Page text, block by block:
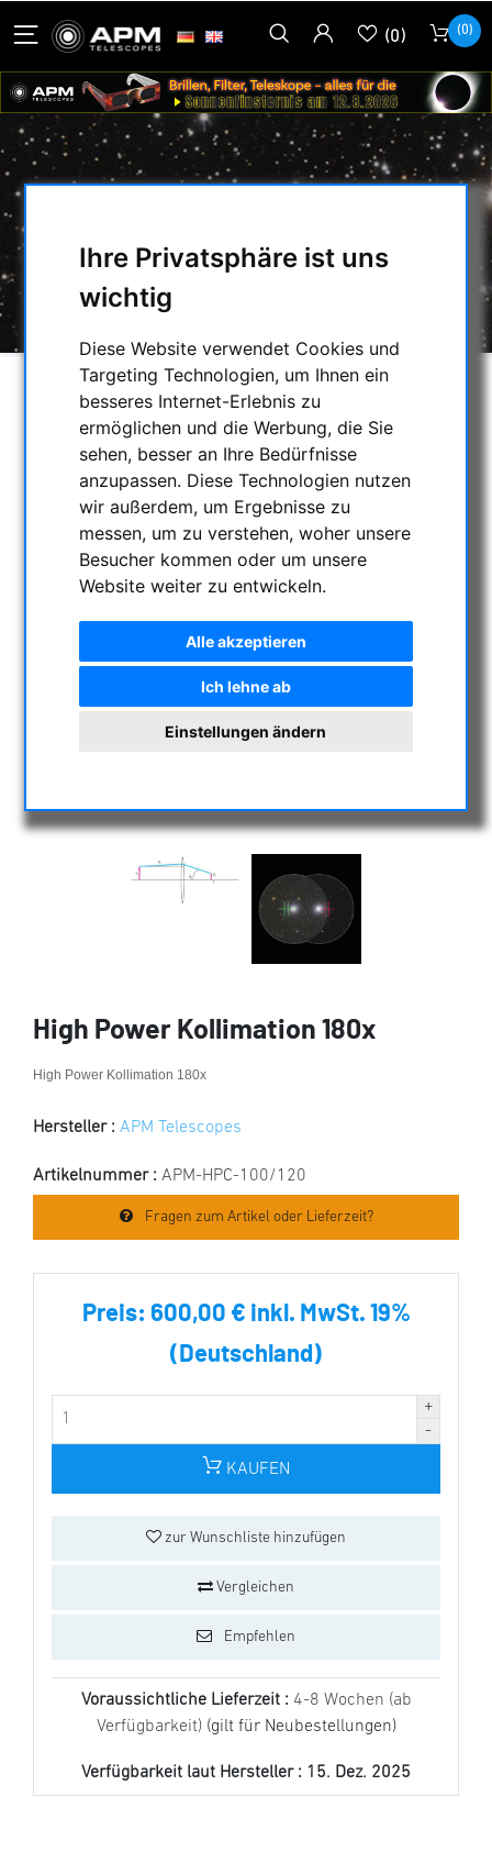
Ihre Privatsphäre ist uns
wichtig
Diese Website verwendet Cookies und
Targeting Technologien, um Ihnen ein
besseres Internet-Erlebnis zu
ermöglichen und die Werbung, die Sie
sehen, besser an Ihre Bedürfnisse
anzupassen. Diese Technologien nutzen
wir außerdem, um Ergebnisse zu
messen, um zu verstehen, woher unsere
Besucher kommen oder um unsere
Website weiter zu entwickeln.
Alle akzeptieren
Ich lehne ab
Einstellungen ändern
(0) (0)
HOME / FERNGLÄSER, SPEKTIVE
/
FERNGLAS ZUBEHÖR
HIGH POWER KOLLIMATION 180X
High Power Kollimation 180x
High Power Kollimation 180x
Hersteller : APM Telescopes
Artikelnummer : APM-HPC-100/120
Fragen zum Artikel oder Lieferzeit?
Preis: 600,00 € inkl. MwSt. 19%
(Deutschland)
KAUFEN
zur Wunschliste hinzufügen
Vergleichen
Empfehlen
Voraussichtliche Lieferzeit : 4-8 Wochen (ab
Verfügbarkeit) (gilt für Neubestellungen)
Verfügbarkeit laut Hersteller : 15. Dez. 2025